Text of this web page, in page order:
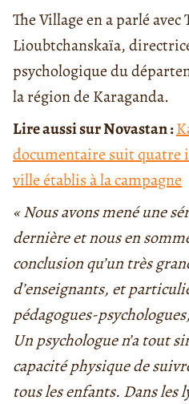
The Village en a parlé avec
Lioubtchanskaïa,
psychologique du
la région de Karaganda.
Lire aussi sur Novastan :
documentaire suit quatre
ville établis à la campagne
« Nous avons mené une
dernière et nous en
conclusion qu’un très
d’enseignants, et
pédagogues-
Un psychologue n’a tout
capacité physique de
tous les enfants. Dans les